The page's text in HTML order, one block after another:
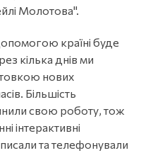
Молотова".
країні буде
кілька днів ми
нових
Більшість
свою роботу, тож
інтерактивні
та телефонували